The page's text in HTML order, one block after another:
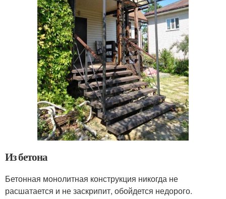
Из бетона
Бетонная монолитная конструкция никогда не
расшатается и не заскрипит, обойдется недорого.